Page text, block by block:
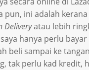
pun, ini adalah
Deliveryatau lebih
hanya perlu
beli sampai ke
tak perlu kad kredit,